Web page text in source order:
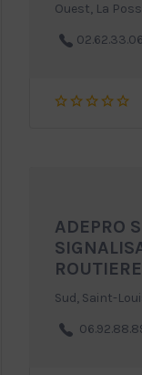
Ouest, La
ADEPRO
Sud, Saint-